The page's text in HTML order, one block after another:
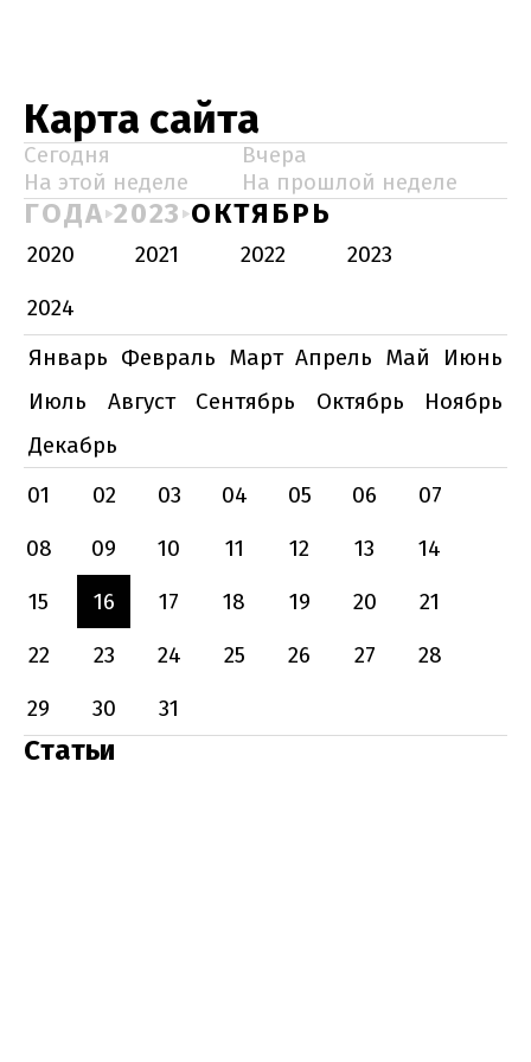
Карта сайта
Сегодня
Вчера
На этой неделе
На прошлой неделе
ГОДА 2023 ОКТЯБРЬ
2020 2021 2022
2023
2024
Январь Февраль Март Апрель Май
Июнь
Июль
Август Сентябрь Октябрь
Ноябрь
Декабрь
01
02 03 04 05 06
07
08
09 10 11 12 13
14
15
16 17 18 19 20
21
22
23 24 25 26 27
28
29
30 31
Статьи